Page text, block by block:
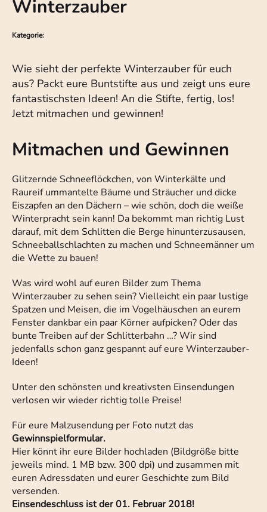
Winterzauber
Kategorie:
Wie sieht der perfekte Winterzauber für euch
aus? Packt eure Buntstifte aus und zeigt uns eure
fantastischsten Ideen! An die Stifte, fertig, los!
Jetzt mitmachen und gewinnen!
Mitmachen und Gewinnen
Glitzernde Schneeflöckchen, von Winterkälte und
Raureif ummantelte Bäume und Sträucher und dicke
Eiszapfen an den Dächern – wie schön, doch die weiße
Winterpracht sein kann! Da bekommt man richtig Lust
darauf, mit dem Schlitten die Berge hinunterzusausen,
Schneeballschlachten zu machen und Schneemänner um
die Wette zu bauen!
Was wird wohl auf euren Bilder zum Thema
Winterzauber zu sehen sein? Vielleicht ein paar lustige
Spatzen und Meisen, die im Vogelhäuschen an eurem
Fenster dankbar ein paar Körner aufpicken? Oder das
bunte Treiben auf der Schlitterbahn …? Wir sind
jedenfalls schon ganz gespannt auf eure Winterzauber-
Ideen!
Unter den schönsten und kreativsten Einsendungen
verlosen wir wieder richtig tolle Preise!
Für eure Malzusendung per Foto nutzt das
Gewinnspielformular.
Hier könnt ihr eure Bilder hochladen (Bildgröße bitte
jeweils mind. 1 MB bzw. 300 dpi) und zusammen mit
euren Adressdaten und eurer Geschichte zum Bild
versenden.
Einsendeschluss ist der 01. Februar 2018!